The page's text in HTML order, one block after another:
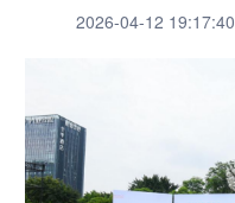
2026-04-12 19:17:40